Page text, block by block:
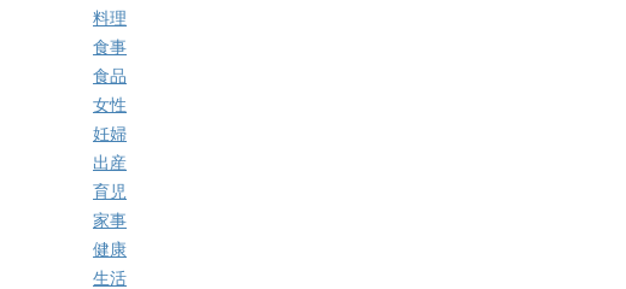
料理
食事
食品
女性
妊婦
出産
育児
家事
健康
生活